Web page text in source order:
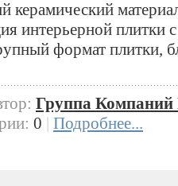
керамический
интерьерной
формат плитки,
Группа Компаний
0 | Подробнее...